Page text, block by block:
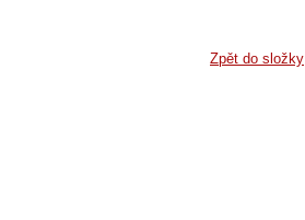
Zpět do složky